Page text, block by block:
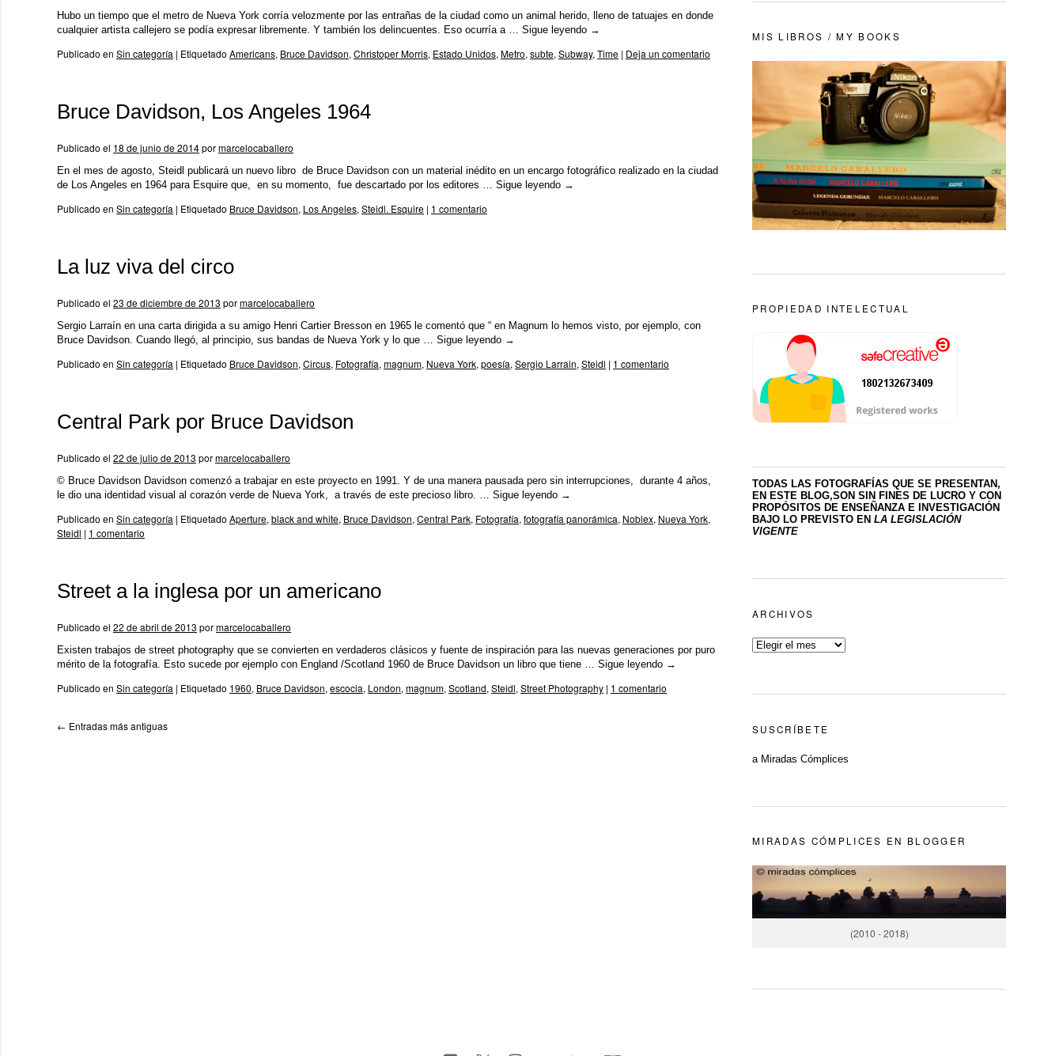
Hubo un tiempo que el metro de Nueva York corría velozmente por las entrañas de la ciudad como un animal herido, lleno de tatuajes en donde
cualquier artista callejero se podía expresar libremente. Y también los delincuentes. Eso ocurría a … Sigue leyendo →
Publicado en Sin categoría | Etiquetado Americans, Bruce Davidson, Christoper Morris, Estado Unidos, Metro, subte, Subway, Time | Deja un comentario
Bruce Davidson, Los Angeles 1964
Publicado el 18 de junio de 2014pormarcelocaballero
En el mes de agosto, Steidl publicará un nuevo libro de Bruce Davidson con un material inédito en un encargo fotográfico realizado en la ciudad
de Los Angeles en 1964 para Esquire que, en su momento, fue descartado por los editores … Sigue leyendo →
Publicado en Sin categoría | Etiquetado Bruce Davidson, Los Angeles, Steidl. Esquire | 1 comentario
La luz viva del circo
Publicado el 23 de diciembre de 2013 pormarcelocaballero
Sergio Larraín en una carta dirigida a su amigo Henri Cartier Bresson en 1965 le comentó que “ en Magnum lo hemos visto, por ejemplo, con
Bruce Davidson. Cuando llegó, al principio, sus bandas de Nueva York y lo que … Sigue leyendo →
Publicado en Sin categoría | Etiquetado Bruce Davidson, Circus, Fotografía, magnum, Nueva York, poesía, Sergio Larrain, Steidl | 1 comentario
Central Park por Bruce Davidson
Publicado el 22 de julio de 2013 pormarcelocaballero
© Bruce Davidson Davidson comenzó a trabajar en este proyecto en 1991. Y de una manera pausada pero sin interrupciones, durante 4 años,
le dio una identidad visual al corazón verde de Nueva York, a través de este precioso libro. … Sigue leyendo →
Publicado en Sin categoría | Etiquetado Aperture, black and white, Bruce Davidson, Central Park, Fotografía, fotografía panorámica, Noblex, Nueva York,
Steidl | 1 comentario
Street a la inglesa por un americano
Publicado el 22 de abril de 2013 pormarcelocaballero
Existen trabajos de street photography que se convierten en verdaderos clásicos y fuente de inspiración para las nuevas generaciones por puro
mérito de la fotografía. Esto sucede por ejemplo con England /Scotland 1960 de Bruce Davidson un libro que tiene … Sigue leyendo →
Publicado en Sin categoría | Etiquetado 1960, Bruce Davidson, escocia, London, magnum, Scotland, Steidl, Street Photography | 1 comentario
← Entradas más antiguas
MIS LIBROS / MY BOOKS
PROPIEDAD INTELECTUAL
TODAS LAS FOTOGRAFÍAS QUE SE PRESENTAN,
EN ESTE BLOG,SON SIN FINES DE LUCRO Y CON
PROPÓSITOS DE ENSEÑANZA E INVESTIGACIÓN
BAJO LO PREVISTO EN LA LEGISLACIÓN
VIGENTE
ARCHIVOS
SUSCRÍBETE
a Miradas Cómplices
MIRADAS CÓMPLICES EN BLOGGER
(2010 - 2018)